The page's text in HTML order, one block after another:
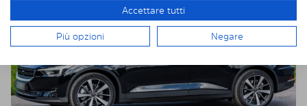
Accettare tutti
Più opzioni Negare